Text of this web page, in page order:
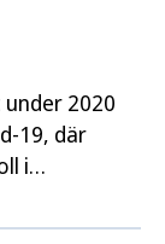
2020
19, där
i
utifrån våra